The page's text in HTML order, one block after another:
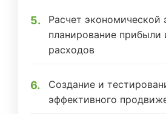
Расчет экономической
планирование прибыли
расходов
Создание и
эффективного